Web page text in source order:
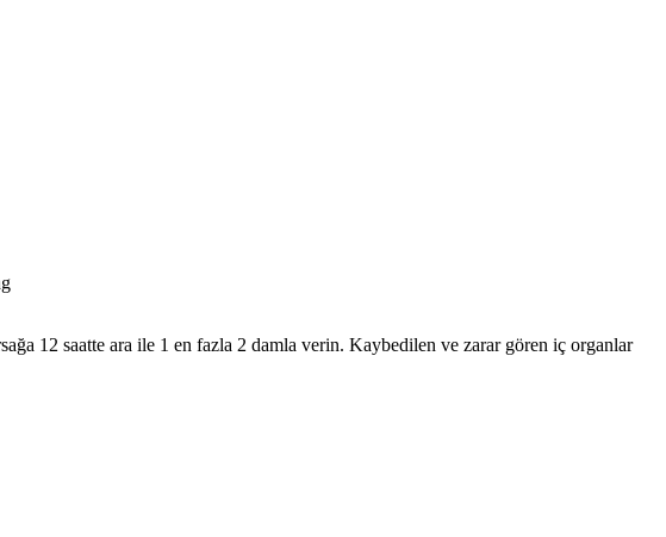
12 saatte ara ile 1 en fazla 2 damla verin. Kaybedilen ve zarar gören iç organlar